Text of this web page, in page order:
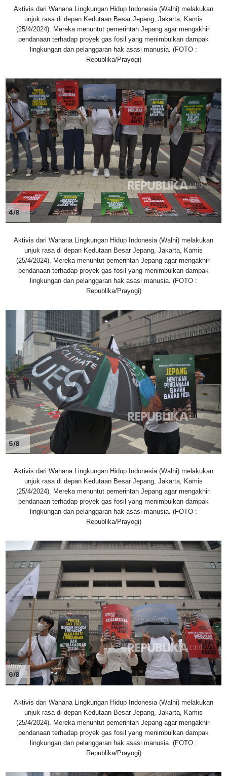
Aktivis dari Wahana Lingkungan Hidup Indonesia (Walhi) melakukan
unjuk rasa di depan Kedutaan Besar Jepang, Jakarta, Kamis
(25/4/2024). Mereka menuntut pemerintah Jepang agar mengakhiri
pendanaan terhadap proyek gas fosil yang menimbulkan dampak
lingkungan dan pelanggaran hak asasi manusia. (FOTO :
Republika/Prayogi)
4/8
Aktivis dari Wahana Lingkungan Hidup Indonesia (Walhi) melakukan
unjuk rasa di depan Kedutaan Besar Jepang, Jakarta, Kamis
(25/4/2024). Mereka menuntut pemerintah Jepang agar mengakhiri
pendanaan terhadap proyek gas fosil yang menimbulkan dampak
lingkungan dan pelanggaran hak asasi manusia. (FOTO :
Republika/Prayogi)
5/8
Aktivis dari Wahana Lingkungan Hidup Indonesia (Walhi) melakukan
unjuk rasa di depan Kedutaan Besar Jepang, Jakarta, Kamis
(25/4/2024). Mereka menuntut pemerintah Jepang agar mengakhiri
pendanaan terhadap proyek gas fosil yang menimbulkan dampak
lingkungan dan pelanggaran hak asasi manusia. (FOTO :
Republika/Prayogi)
6/8
Aktivis dari Wahana Lingkungan Hidup Indonesia (Walhi) melakukan
unjuk rasa di depan Kedutaan Besar Jepang, Jakarta, Kamis
(25/4/2024). Mereka menuntut pemerintah Jepang agar mengakhiri
pendanaan terhadap proyek gas fosil yang menimbulkan dampak
lingkungan dan pelanggaran hak asasi manusia. (FOTO :
Republika/Prayogi)